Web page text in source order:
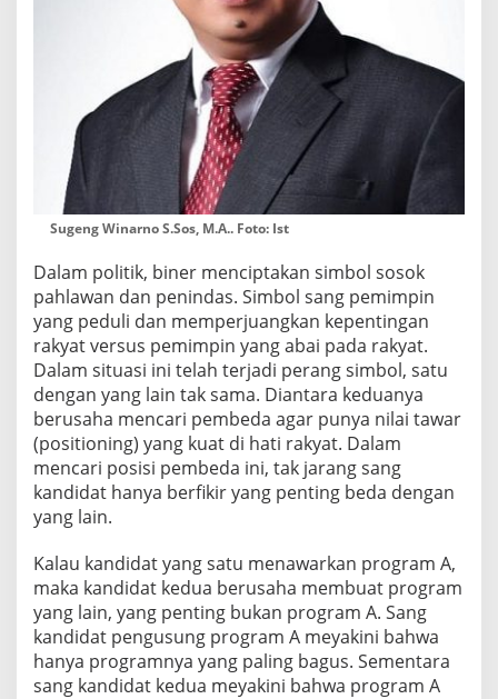
Sugeng Winarno S.Sos, M.A.. Foto: Ist
Dalam politik, biner menciptakan simbol sosok
pahlawan dan penindas. Simbol sang pemimpin
yang peduli dan memperjuangkan kepentingan
rakyat versus pemimpin yang abai pada rakyat.
Dalam situasi ini telah terjadi perang simbol, satu
dengan yang lain tak sama. Diantara keduanya
berusaha mencari pembeda agar punya nilai tawar
(positioning) yang kuat di hati rakyat. Dalam
mencari posisi pembeda ini, tak jarang sang
kandidat hanya berfikir yang penting beda dengan
yang lain.
Kalau kandidat yang satu menawarkan program A,
maka kandidat kedua berusaha membuat program
yang lain, yang penting bukan program A. Sang
kandidat pengusung program A meyakini bahwa
hanya programnya yang paling bagus. Sementara
sang kandidat kedua meyakini bahwa program A